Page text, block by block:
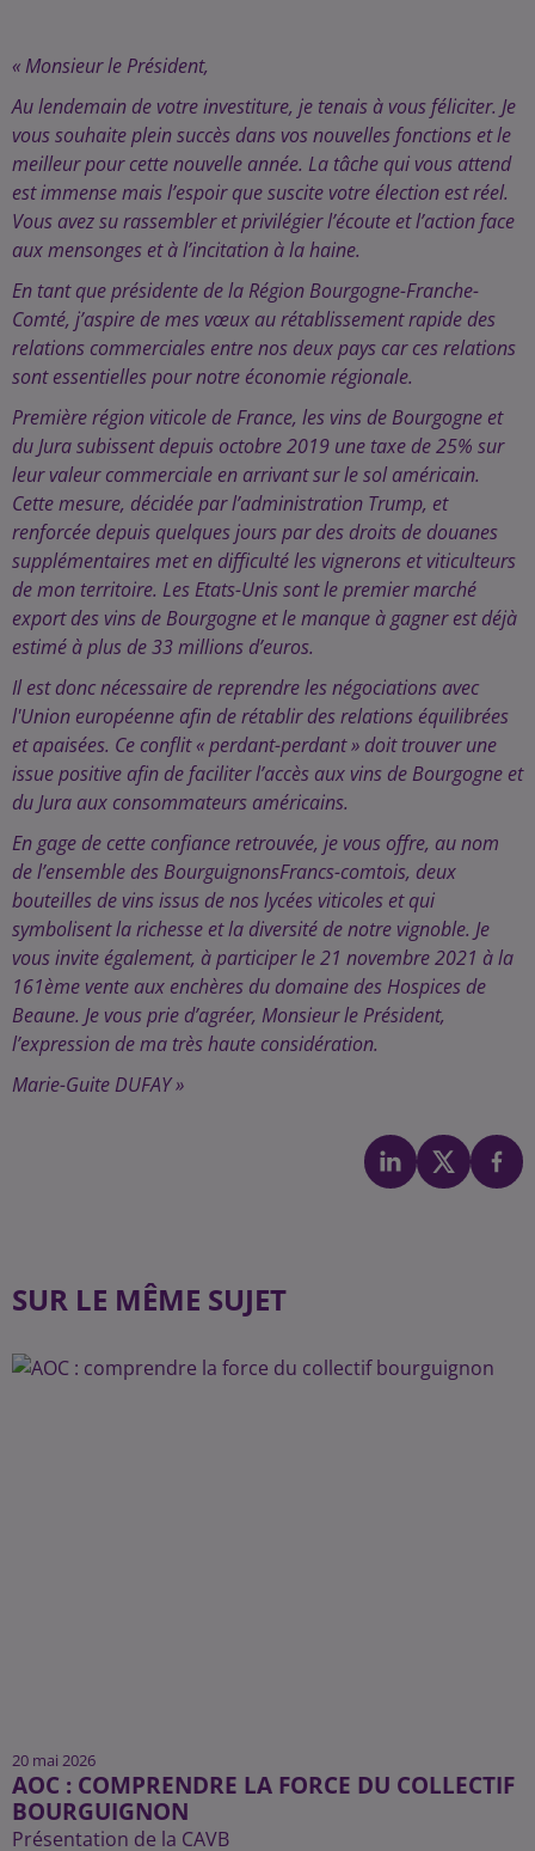
« Monsieur le Président,
Au lendemain de votre investiture, je tenais à vous féliciter. Je
vous souhaite plein succès dans vos nouvelles fonctions et le
meilleur pour cette nouvelle année. La tâche qui vous attend
est immense mais l’espoir que suscite votre élection est réel.
Vous avez su rassembler et privilégier l’écoute et l’action face
aux mensonges et à l’incitation à la haine.
En tant que présidente de la Région Bourgogne-Franche-
Comté, j’aspire de mes vœux au rétablissement rapide des
relations commerciales entre nos deux pays car ces relations
sont essentielles pour notre économie régionale.
Première région viticole de France, les vins de Bourgogne et
du Jura subissent depuis octobre 2019 une taxe de 25% sur
leur valeur commerciale en arrivant sur le sol américain.
Cette mesure, décidée par l’administration Trump, et
renforcée depuis quelques jours par des droits de douanes
supplémentaires met en difficulté les vignerons et viticulteurs
de mon territoire. Les Etats-Unis sont le premier marché
export des vins de Bourgogne et le manque à gagner est déjà
estimé à plus de 33 millions d’euros.
Il est donc nécessaire de reprendre les négociations avec
l'Union européenne afin de rétablir des relations équilibrées
et apaisées. Ce conflit « perdant-perdant » doit trouver une
issue positive afin de faciliter l’accès aux vins de Bourgogne et
du Jura aux consommateurs américains.
En gage de cette confiance retrouvée, je vous offre, au nom
de l’ensemble des BourguignonsFrancs-comtois, deux
bouteilles de vins issus de nos lycées viticoles et qui
symbolisent la richesse et la diversité de notre vignoble. Je
vous invite également, à participer le 21 novembre 2021 à la
161ème vente aux enchères du domaine des Hospices de
Beaune. Je vous prie d’agréer, Monsieur le Président,
l’expression de ma très haute considération.
Marie-Guite DUFAY »
SUR LE MÊME SUJET
20 mai 2026
AOC : COMPRENDRE LA FORCE DU COLLECTIF
BOURGUIGNON
Présentation de la CAVB